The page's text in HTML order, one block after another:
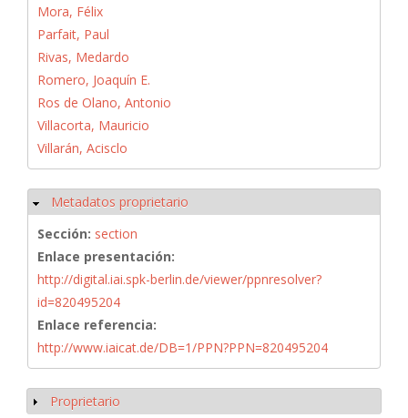
Mora, Félix
Parfait, Paul
Rivas, Medardo
Romero, Joaquín E.
Ros de Olano, Antonio
Villacorta, Mauricio
Villarán, Acisclo
Ocultar
Metadatos proprietario
Sección: section
Enlace presentación:
http://digital.iai.spk-berlin.de/viewer/ppnresolver?
id=820495204
Enlace referencia:
http://www.iaicat.de/DB=1/PPN?PPN=820495204
Mostrar
Proprietario